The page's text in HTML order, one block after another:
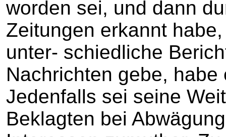
worden sei, und dann
Zeitungen erkannt
unter- schiedliche
Nachrichten gebe,
Jedenfalls sei seine
Beklagten bei